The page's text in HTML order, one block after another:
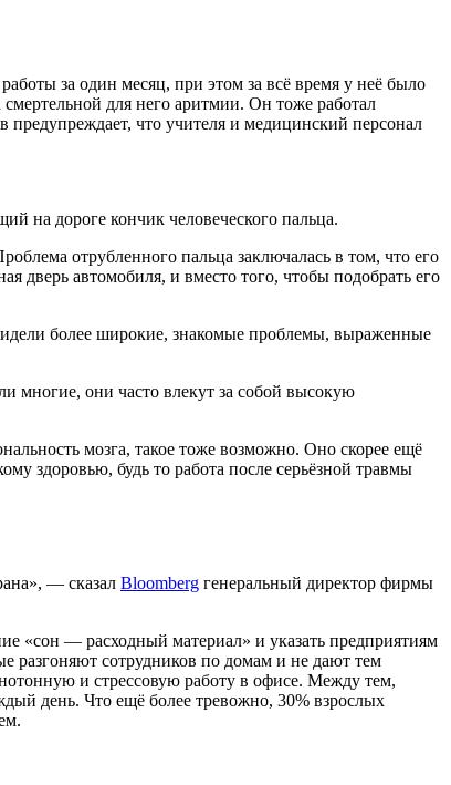
за один месяц, при этом за всё время у неё было
смертельной для него аритмии. Он тоже работал
предупреждает, что учителя и медицинский персонал
на дороге кончик человеческого пальца.
отрубленного пальца заключалась в том, что его
дверь автомобиля, и вместо того, чтобы подобрать его
более широкие, знакомые проблемы, выраженные
многие, они часто влекут за собой высокую
мозга, такое тоже возможно. Оно скорее ещё
здоровью, будь то работа после серьёзной травмы
— сказал Bloomberg генеральный директор фирмы
«сон — расходный материал» и указать предприятиям
разгоняют сотрудников по домам и не дают тем
и стрессовую работу в офисе. Между тем,
день. Что ещё более тревожно, 30% взрослых